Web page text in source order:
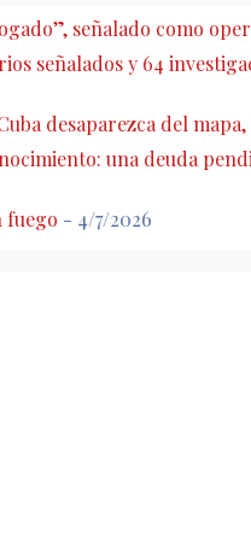
señalado como
señalados y 64
desaparezca del
una deuda
fuego - 4/7/2026